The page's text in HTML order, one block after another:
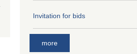
Invitation for bids
more